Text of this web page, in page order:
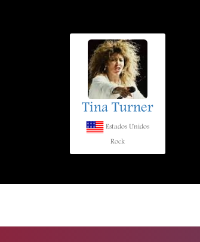
Tina Turner
Estados Unidos
Rock